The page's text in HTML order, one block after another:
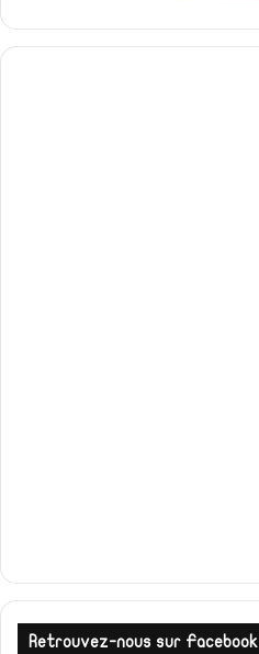
Retrouvez-nous sur Facebook